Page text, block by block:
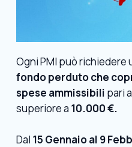
Ogni PMI può richiedere
fondo perduto che
spese ammissibili pari
superiore a 10.000 €.
Dal 15 Gennaio al 9